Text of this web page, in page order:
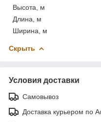
Высота, м
Длина, м
Ширина, м
Скрыть
Условия доставки
Самовывоз
Доставка курьером по